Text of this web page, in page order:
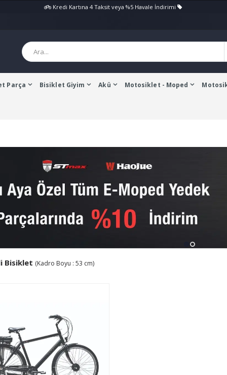
Kredi Kartına 4 Taksit veya %5 Havale İndirimi
Parça Bisiklet Giyim Akü Motosiklet - Moped
Bisiklet (Kadro Boyu : 53 cm)